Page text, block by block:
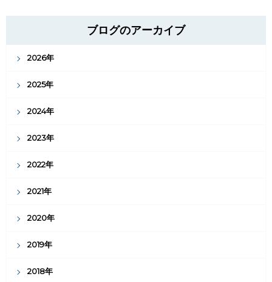
ブログのアーカイブ
2026年
2025年
2024年
2023年
2022年
2021年
2020年
2019年
2018年